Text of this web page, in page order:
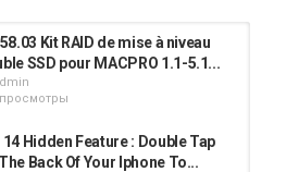
58.03 Kit RAID de mise à niveau
SSD pour MACPRO 1.1-5.1...
просмотры
14 Hidden Feature : Double Tap
Back Of Your Iphone To...